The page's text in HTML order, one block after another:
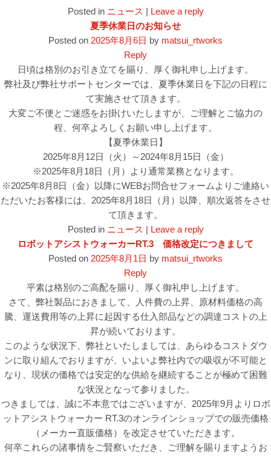
Posted in ニュース | Leave a reply
夏季休業日のお知らせ
Posted on 2025年8月6日 by matsui_rtworks
Reply
日頃は格別のお引き立てを賜り、厚く御礼申し上げます。
弊社及び弊社サポートセンターでは、夏季休業日を下記の日程に
て実施させて頂きます。
大変ご不便とご迷惑をお掛けいたしますが、ご理解とご協力の
程、何卒よろしくお願い申し上げます。
【夏季休業日】
2025年8月12日（火）～2024年8月15日（金）
※2025年8月18日（月）より通常業務となります。
※2025年8月8日（金）以降にWEBお問合せフォームよりご連絡い
ただいたお客様には、2025年8月18日（月）以降、順次返答をさせ
て頂きます。
Posted in ニュース | Leave a reply
ロボットアシストウォーカーRT.3 価格改定につきまして
Posted on 2025年8月1日 by matsui_rtworks
Reply
平素は格別のご高配を賜り、厚く御礼申し上げます。
さて、弊社製品におきまして、人件費の上昇、原材料価格の高
騰、運送費用等の上昇に起因する仕入部品などの調達コストの上
昇が続いております。
このような状況下、弊社といたしましては、あらゆるコストダウ
ンに取り組んでおりますが、いよいよ弊社内での吸収が不可能と
なり、現状の価格では安定的な供給を継続することが極めて困難
な状況となって参りました。
つきましては、誠に不本意ではございますが、2025年9月よりロボ
ットアシストウォーカー RT.3のオンラインショップでの販売価格
（メーカー直販価格）を改定させていただきます。
何卒これらの諸事情をご賢察いただき、ご理解を賜りますようお